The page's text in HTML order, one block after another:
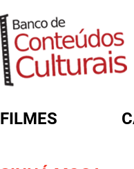
FILMES